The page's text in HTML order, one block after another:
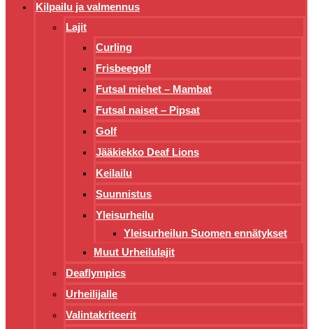
Kilpailu ja valmennus
Lajit
Curling
Frisbeegolf
Futsal miehet – Mambat
Futsal naiset – Pipsat
Golf
Jääkiekko Deaf Lions
Keilailu
Suunnistus
Yleisurheilu
Yleisurheilun Suomen ennätykset
Muut Urheilulajit
Deaflympics
Urheilijalle
Valintakriteerit